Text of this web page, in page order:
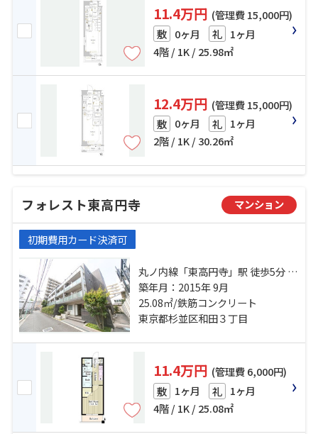
11.4万円 (管理費 15,000円)
敷 0ヶ月 礼 1ヶ月
4階 / 1K / 25.98㎡
12.4万円 (管理費 15,000円)
敷 0ヶ月 礼 1ヶ月
2階 / 1K / 30.26㎡
フォレスト東高円寺 マンション
初期費用カード決済可
丸ノ内線「東高円寺」駅 徒歩5分 総
武線「高円寺」駅 徒歩19分 丸ノ内
方南支線「中野富士見町」駅 徒歩
21分
築年月：2015年 9月
25.08㎡/鉄筋コンクリート
東京都杉並区和田３丁目
11.4万円 (管理費 6,000円)
敷 1ヶ月 礼 1ヶ月
4階 / 1K / 25.08㎡